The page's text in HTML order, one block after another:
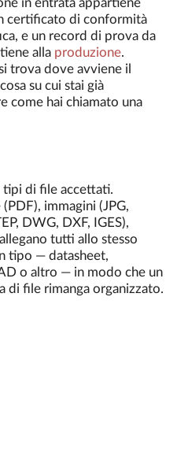
in entrata appartiene
certificato di conformità
e un record di prova da
alla produzione.
trova dove avviene il
su cui stai già
come hai chiamato una
tipi di file accettati.
immagini (JPG,
DWG, DXF, IGES),
tutti allo stesso
tipo — datasheet,
o altro — in modo che un
di file rimanga organizzato.